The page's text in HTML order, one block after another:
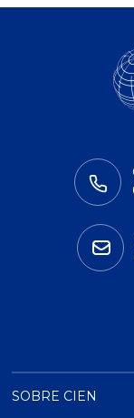
SOBRE CIEN